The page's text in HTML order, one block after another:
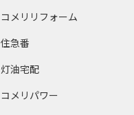
コメリリフォーム
住急番
灯油宅配
コメリパワー